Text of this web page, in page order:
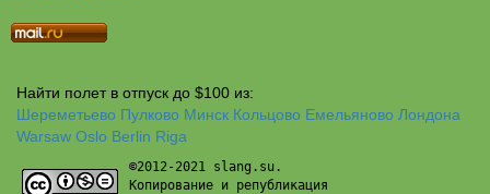
Найти полет в отпуск до $100 из:
Шереметьево Пулково Минск Кольцово Емельяново Лондона
Warsaw Oslo Berlin Riga
©2012-2021 slang.su.
Копирование и републикация